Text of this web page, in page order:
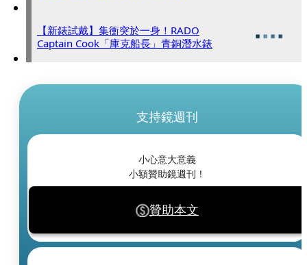
【新錶試戴】集衝突於一身！RADO
Captain Cook「庫克船長」青銅潛水錶
支持鏡週刊
小心意大意義
小額贊助鏡週刊！
贊助本文